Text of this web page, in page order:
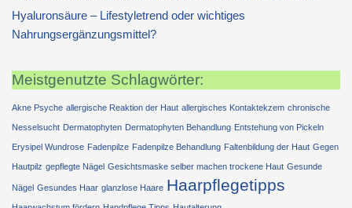
Hyaluronsäure – Lifestyletrend oder wichtiges
Nahrungsergänzungsmittel?
Meistgenutzte Schlagwörter:
Akne Psyche allergische Reaktion der Haut allergisches Kontaktekzem chronische
Nesselsucht Dermatophyten Dermatophyten Behandlung Entstehung von Pickeln
Erysipel Wundrose Fadenpilze Fadenpilze Behandlung Faltenbildung der Haut Gegen
Hautpilz gepflegte Nägel Gesichtsmaske selber machen trockene Haut Gesunde
Nägel Gesundes Haar glanzlose Haare Haarpflegetipps